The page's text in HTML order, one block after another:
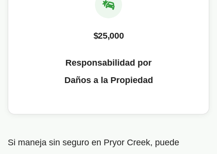
$25,000
Responsabilidad por
Daños a la Propiedad
Si maneja sin seguro en Pryor Creek, puede